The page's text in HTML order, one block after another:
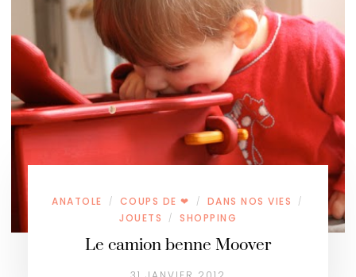
ANATOLE / COUPS DE ❤ / DANS NOS VIES /
JOUETS / SHOPPING
Le camion benne Moover